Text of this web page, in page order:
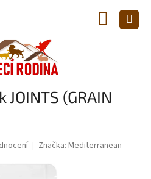
KOŠÍK
(GRAIN
Značka: Mediterranean